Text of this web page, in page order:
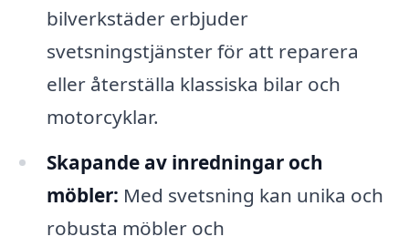
bilverkstäder erbjuder
svetsningstjänster för att reparera
eller återställa klassiska bilar och
motorcyklar.
Skapande av inredningar och
möbler: Med svetsning kan unika och
robusta möbler och